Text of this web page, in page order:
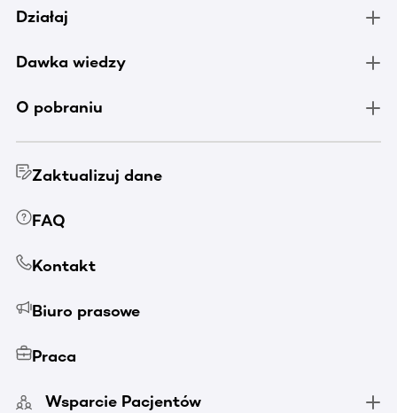
Działaj
Dawka wiedzy
O pobraniu
Zaktualizuj dane
FAQ
Kontakt
Biuro prasowe
Praca
Wsparcie Pacjentów